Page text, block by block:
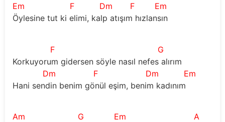
Em
F Dm F
Em
Öylesine tut ki elimi, kalp atışım hızlansın
F
G
Korkuyorum gidersen söyle nasıl nefes alırım
Dm
F Dm
Em
Hani sendin benim gönül eşim, benim kadınım
Am G Em
A